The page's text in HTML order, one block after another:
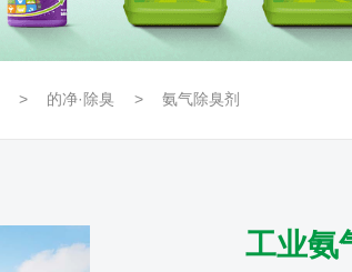
的净·除臭 氨气除臭剂
工业氨